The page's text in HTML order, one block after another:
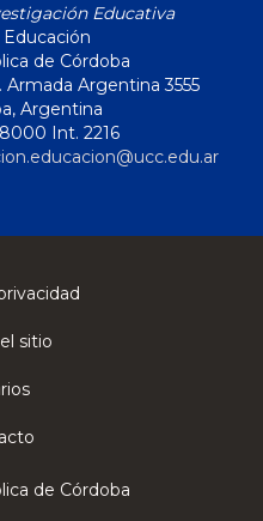
Educativa
de Córdoba
Argentina 3555
Argentina
Int. 2216
sitio
de Córdoba